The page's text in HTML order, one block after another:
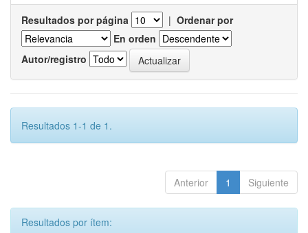
Resultados por página | Ordenar por
En orden
Autor/registro
Resultados 1-1 de 1.
Anterior 1 Siguiente
Resultados por ítem: